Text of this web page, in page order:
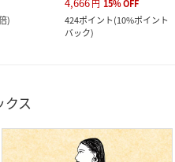
)
円 15%OFF
424ポイント(10%ポイント
バック)
クス